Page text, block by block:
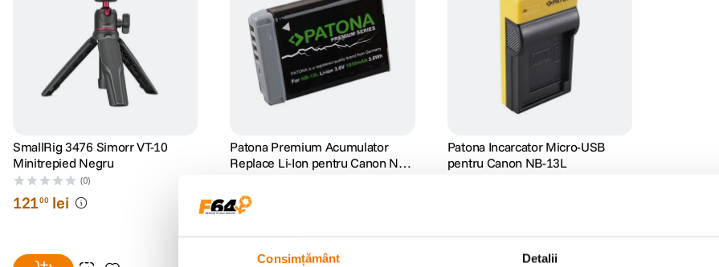
Consimțământ Detalii
SmallRig 3476 Simorr VT-10
Minitrepied Negru
(0)
12100 lei
Patona Premium Acumulator
Replace Li-Ion pentru Canon NB-
173
Patona Incarcator Micro-USB
pentru Canon NB-13L